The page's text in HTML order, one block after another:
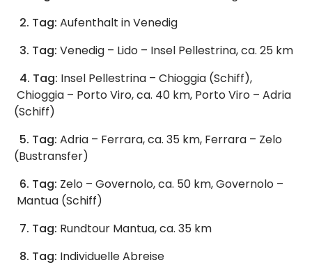
2. Tag: Aufenthalt in Venedig
3. Tag: Venedig – Lido – Insel Pellestrina, ca. 25 km
4. Tag: Insel Pellestrina – Chioggia (Schiff),
Chioggia – Porto Viro, ca. 40 km, Porto Viro – Adria
(Schiff)
5. Tag: Adria – Ferrara, ca. 35 km, Ferrara – Zelo
(Bustransfer)
6. Tag: Zelo – Governolo, ca. 50 km, Governolo –
Mantua (Schiff)
7. Tag: Rundtour Mantua, ca. 35 km
8. Tag: Individuelle Abreise